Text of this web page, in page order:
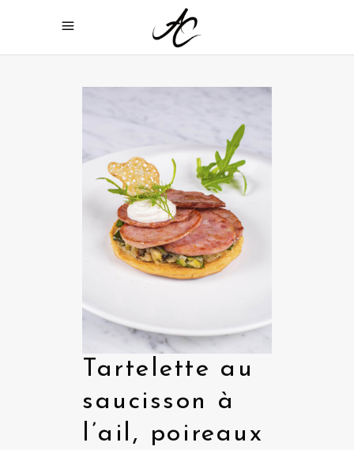
Tartelette au
saucisson à
l’ail, poireaux